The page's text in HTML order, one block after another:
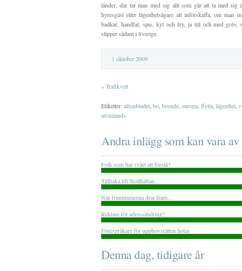
länder, där tar man med sig allt som går att ta med
hyresgäst eller lägenhetsägare att införskaffa, om man
badkar, handfat, spis, kyl och fry, ja till och med golv,
slipper sådant i Sverige.
1 oktober 2009
«Trafikvett
Etiketter:aftonbladet bo boende europa flytta lägenhet
utomlands
Andra inlägg som kan vara av
Folk som har svårt att förstå?
Tillbaka till Trollhättan…
När fruntimmerna drar fram…
Reklam för adressändring?
Förespråkare för upphovsrätten hotas
Denna dag, tidigare år